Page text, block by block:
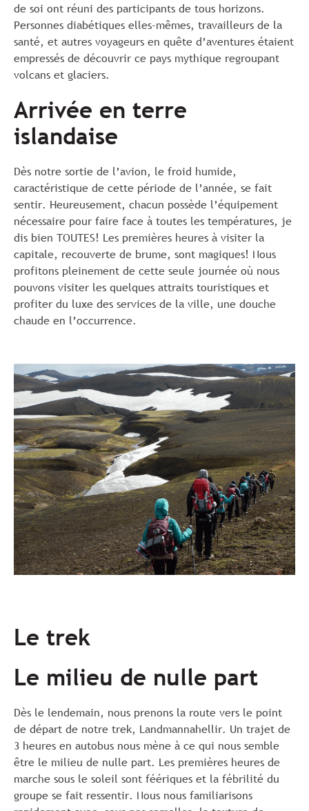
de soi ont réuni des participants de tous horizons.
Personnes diabétiques elles-mêmes, travailleurs de la
santé, et autres voyageurs en quête d’aventures étaient
empressés de découvrir ce pays mythique regroupant
volcans et glaciers.
Arrivée en terre
islandaise
Dès notre sortie de l’avion, le froid humide,
caractéristique de cette période de l’année, se fait
sentir. Heureusement, chacun possède l’équipement
nécessaire pour faire face à toutes les températures, je
dis bien TOUTES! Les premières heures à visiter la
capitale, recouverte de brume, sont magiques! Nous
profitons pleinement de cette seule journée où nous
pouvons visiter les quelques attraits touristiques et
profiter du luxe des services de la ville, une douche
chaude en l’occurrence.
Le trek
Le milieu de nulle part
Dès le lendemain, nous prenons la route vers le point
de départ de notre trek, Landmannahellir. Un trajet de
3 heures en autobus nous mène à ce qui nous semble
être le milieu de nulle part. Les premières heures de
marche sous le soleil sont féériques et la fébrilité du
groupe se fait ressentir. Nous nous familiarisons